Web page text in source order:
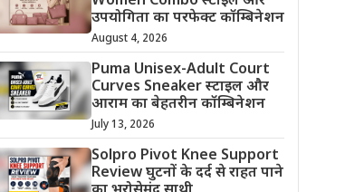
उपयोगिता का परफेक्ट कॉम्बिनेशन
August 4, 2026
Puma Unisex-Adult Court
Curves Sneaker स्टाइल और
आराम का बेहतरीन कॉम्बिनेशन
July 13, 2026
Solpro Pivot Knee Support
Review घुटनों के दर्द से राहत पाने